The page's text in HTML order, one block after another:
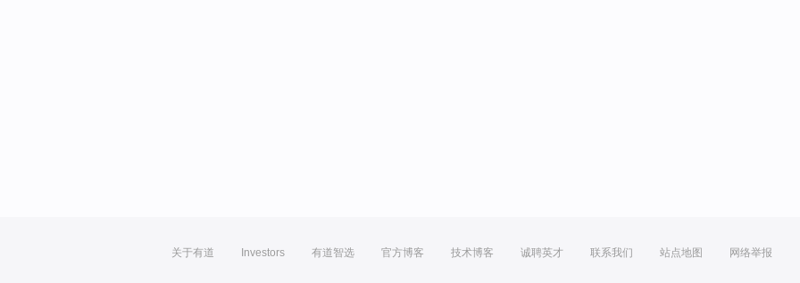
关于有道 Investors 有道智选 官方博客 技术博客 诚聘英才 联系我们 站点地图 网络举报